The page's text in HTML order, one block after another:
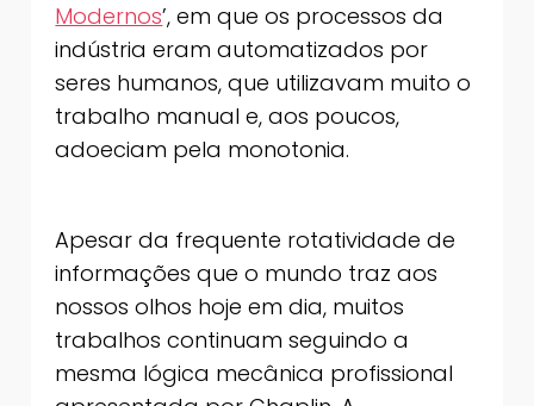
Modernos’, em que os processos da
indústria eram automatizados por
seres humanos, que utilizavam muito o
trabalho manual e, aos poucos,
adoeciam pela monotonia.
Apesar da frequente rotatividade de
informações que o mundo traz aos
nossos olhos hoje em dia, muitos
trabalhos continuam seguindo a
mesma lógica mecânica profissional